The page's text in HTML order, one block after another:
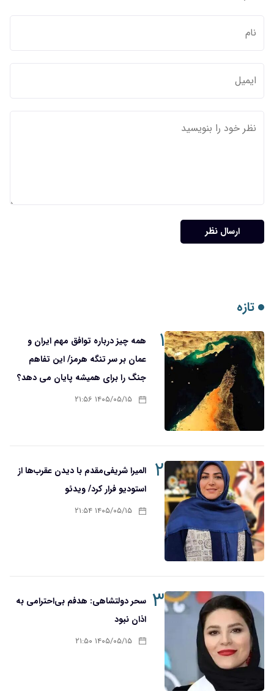
ارسال نظر
تازه
۱
همه چیز درباره توافق مهم ایران و
عمان بر سر تنگه هرمز/ این تفاهم
جنگ را برای همیشه پایان می دهد؟
۱۴۰۵/۰۵/۱۵ ۲۱:۵۶
۲
المیرا شریفی‌مقدم با دیدن عقرب‌ها از
استودیو فرار کرد/ ویدئو
۱۴۰۵/۰۵/۱۵ ۲۱:۵۴
۳ سحر دولتشاهی: هدفم بی‌احترامی به
اذان نبود
۱۴۰۵/۰۵/۱۵ ۲۱:۵۰